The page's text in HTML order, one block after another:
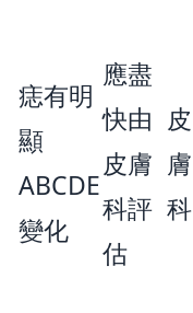
痣有明
顯
ABCDE
變化
應盡
快由
皮膚
科評
估
皮
膚
科